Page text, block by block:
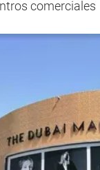
comerciales